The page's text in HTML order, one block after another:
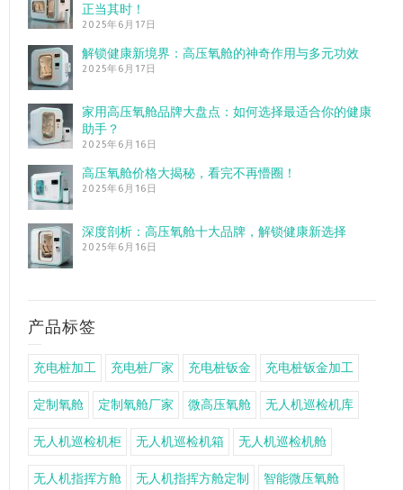
正当其时！
2025年6月17日
解锁健康新境界：高压氧舱的神奇作用与多元功效
2025年6月17日
家用高压氧舱品牌大盘点：如何选择最适合你的健康
助手？
2025年6月16日
高压氧舱价格大揭秘，看完不再懵圈！
2025年6月16日
深度剖析：高压氧舱十大品牌，解锁健康新选择
2025年6月16日
产品标签
充电桩加工 充电桩厂家 充电桩钣金 充电桩钣金加工
定制氧舱 定制氧舱厂家 微高压氧舱 无人机巡检机库
无人机巡检机柜 无人机巡检机箱 无人机巡检机舱
无人机指挥方舱 无人机指挥方舱定制 智能微压氧舱